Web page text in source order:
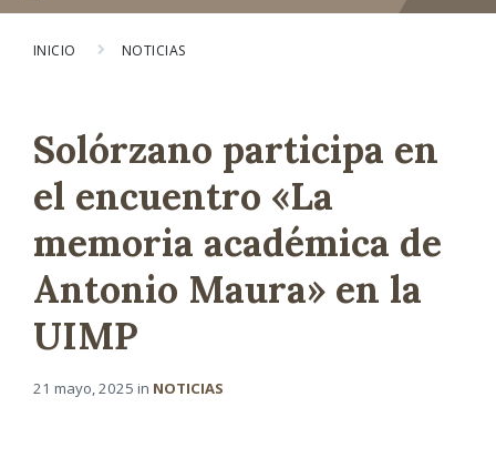
INICIO NOTICIAS
Solórzano participa en
el encuentro «La
memoria académica de
Antonio Maura» en la
UIMP
21 mayo, 2025 in NOTICIAS